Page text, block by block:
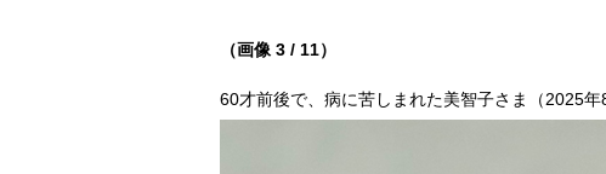
（画像 3 / 11）
60才前後で、病に苦しまれた美智子さま（2025年